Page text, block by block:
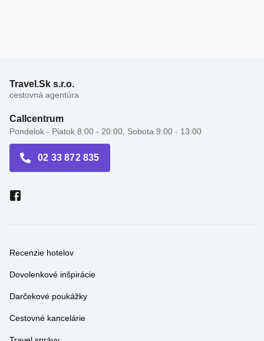
Callcentrum
02 33 872 835
Dovolenkové inšpirácie
Darčekové poukážky
Cestovné kancelárie
Travel správy
Akciové letáky